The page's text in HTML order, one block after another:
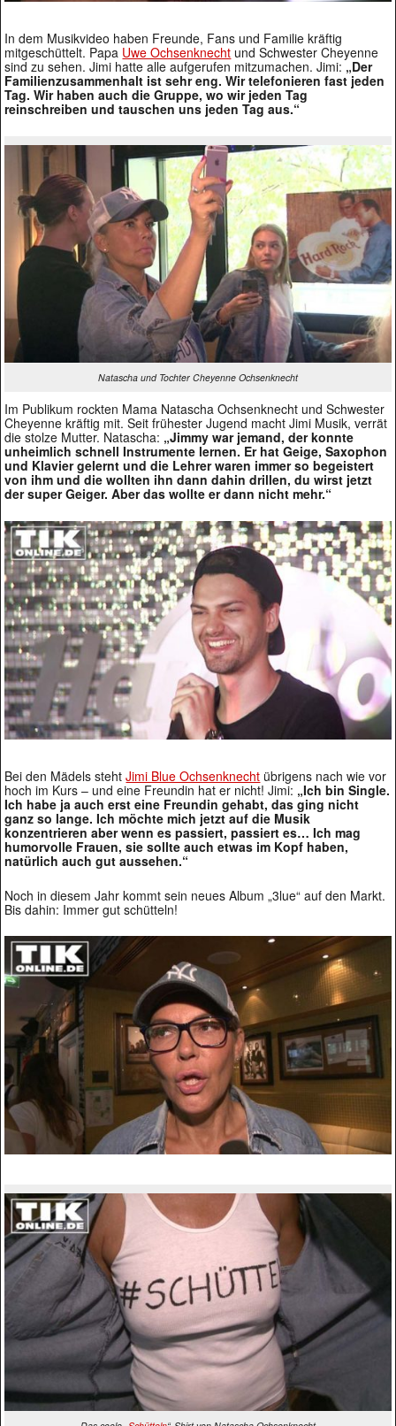
In dem Musikvideo haben Freunde, Fans und Familie kräftig
mitgeschüttelt. Papa Uwe Ochsenknecht und Schwester Cheyenne
sind zu sehen. Jimi hatte alle aufgerufen mitzumachen. Jimi:„Der
Familienzusammenhalt ist sehr eng. Wir telefonieren fast jeden
Tag. Wir haben auch die Gruppe, wo wir jeden Tag
reinschreiben und tauschen uns jeden Tag aus.“
Natascha und Tochter Cheyenne Ochsenknecht
Im Publikum rockten Mama Natascha Ochsenknecht und Schwester
Cheyenne kräftig mit. Seit frühester Jugend macht Jimi Musik, verrät
die stolze Mutter. Natascha: „Jimmy war jemand, der konnte
unheimlich schnell Instrumente lernen. Er hat Geige, Saxophon
und Klavier gelernt und die Lehrer waren immer so begeistert
von ihm und die wollten ihn dann dahin drillen, du wirst jetzt
der super Geiger. Aber das wollte er dann nicht mehr.“
Bei den Mädels stehtJimi Blue Ochsenknecht übrigens nach wie vor
hoch im Kurs – und eine Freundin hat er nicht! Jimi: „Ich bin Single.
Ich habe ja auch erst eine Freundin gehabt, das ging nicht
ganz so lange. Ich möchte mich jetzt auf die Musik
konzentrieren aber wenn es passiert, passiert es… Ich mag
humorvolle Frauen, sie sollte auch etwas im Kopf haben,
natürlich auch gut aussehen.“
Noch in diesem Jahr kommt sein neues Album „3lue“ auf den Markt.
Bis dahin: Immer gut schütteln!